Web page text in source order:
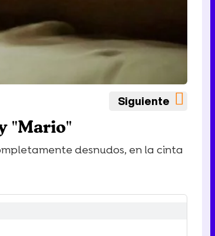
Siguiente
"Mario"
desnudos, en la cinta